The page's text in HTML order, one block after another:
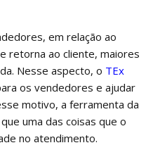
em relação ao
retorna ao cliente, maiores
Nesse aspecto, o TEx
os vendedores e ajudar
motivo, a ferramenta da
uma das coisas que o
no atendimento.